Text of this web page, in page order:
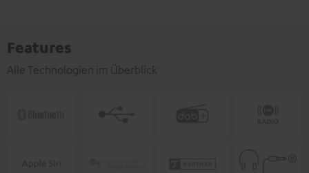
Features
Alle Technologien im Überblick